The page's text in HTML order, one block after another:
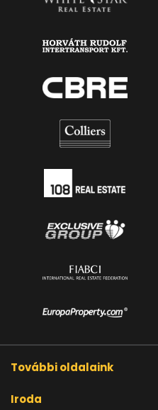
További oldalaink
Iroda